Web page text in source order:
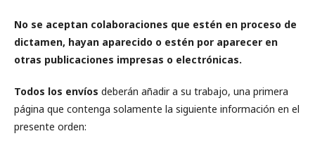
No se aceptan colaboraciones que estén en proceso de
dictamen, hayan aparecido o estén por aparecer en
otras publicaciones impresas o electrónicas.
Todos los envíos deberán añadir a su trabajo, una primera
página que contenga solamente la siguiente información en el
presente orden: